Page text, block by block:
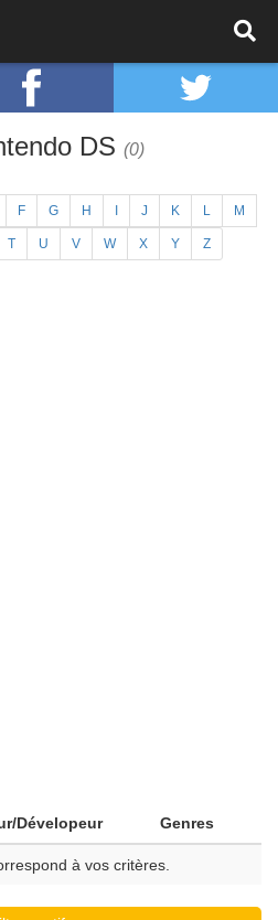
DS (0)
F G H J K L M
T U V W X Y Z
Dévelopeur Genres
à vos critères.